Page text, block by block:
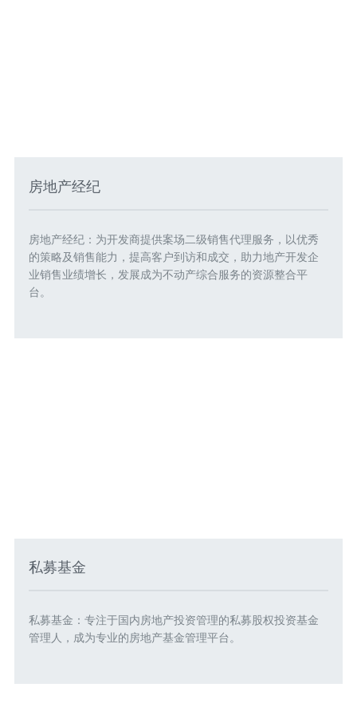
房地产经纪
房地产经纪：为开发商提供案场二级销售代理服务，以优秀
的策略及销售能力，提高客户到访和成交，助力地产开发企
业销售业绩增长，发展成为不动产综合服务的资源整合平
台。
私募基金
私募基金：专注于国内房地产投资管理的私募股权投资基金
管理人，成为专业的房地产基金管理平台。